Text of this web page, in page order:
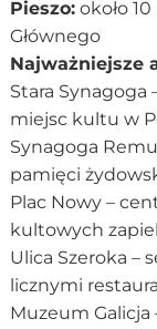
Pieszo:około
Głównego
Najważniejsze
Stara Synagoga
miejsc kultu w
Synagoga
pamięci
Plac Nowy –
kultowych
Ulica Szeroka –
licznymi
Muzeum Galicja